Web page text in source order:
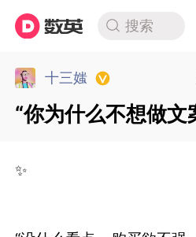
搜索
十三媸
“你为什么不想做文
✨